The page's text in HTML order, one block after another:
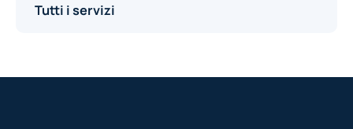
Tutti i servizi